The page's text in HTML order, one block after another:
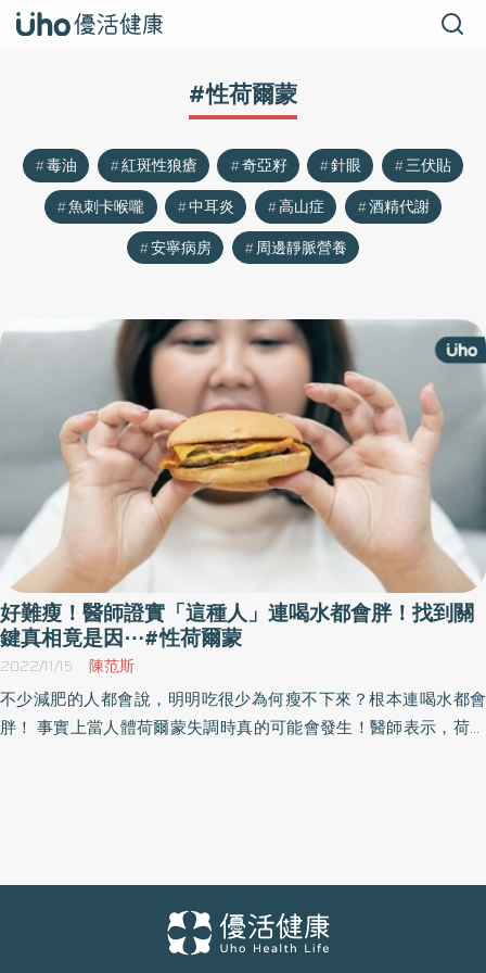
#性荷爾蒙
毒油 紅斑性狼瘡 奇亞籽 針眼
三伏貼
魚刺卡喉嚨
中耳炎 高山症
酒精代謝
安寧病房
周邊靜脈營養
好難瘦！醫師證實「這種人」連喝水都會胖！找到關
鍵真相竟是因⋯#性荷爾蒙
2022/11/15 陳范斯
不少減肥的人都會說，明明吃很少為何瘦不下來？根本連喝水都會
胖！ 事實上當人體荷爾蒙失調時真的可能會發生！醫師表示，荷爾